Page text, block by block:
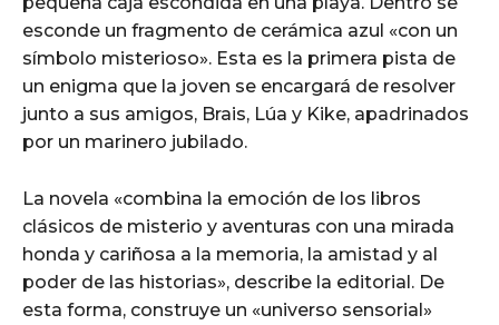
esconde un fragmento de cerámica azul «con un
símbolo misterioso». Esta es la primera pista de
un enigma que la joven se encargará de resolver
junto a sus amigos, Brais, Lúa y Kike, apadrinados
por un marinero jubilado.
La novela «combina la emoción de los libros
clásicos de misterio y aventuras con una mirada
honda y cariñosa a la memoria, la amistad y al
poder de las historias», describe la editorial. De
esta forma, construye un «universo sensorial»